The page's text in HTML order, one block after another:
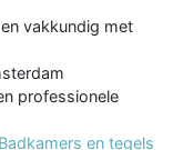
vakkundig met
professionele
en tegels